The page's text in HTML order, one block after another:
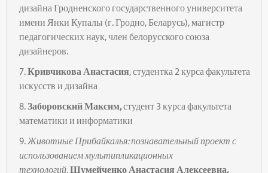
дизайна Гродненского государственного университета
имени Янки Купалы (г. Гродно, Беларусь), магистр
педагогических наук, член белорусского союза
дизайнеров.
7.Кривчикова Анастасия, студентка 2 курса факультета
искусств и дизайна
8.Заборовский Максим,студент 3 курса факультета
математики и информатики
9. Животные Прибайкалья: познавательный проект с
использованием мультипликационных
технологий.Шумейченко Анастасия Алексеевна,